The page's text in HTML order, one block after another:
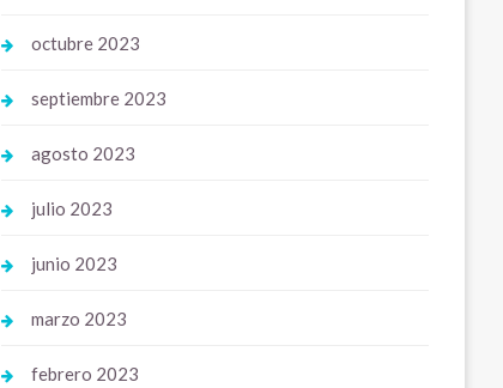
octubre 2023
septiembre 2023
agosto 2023
julio 2023
junio 2023
marzo 2023
febrero 2023